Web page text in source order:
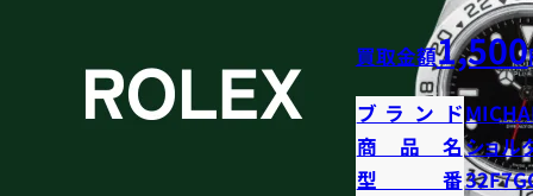
買取金額1,500
ブランド
商品名ショル
型番